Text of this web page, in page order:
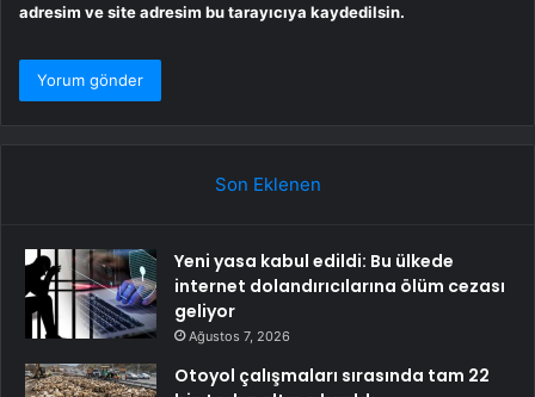
adresim ve site adresim bu tarayıcıya kaydedilsin.
Son Eklenen
Yeni yasa kabul edildi: Bu ülkede
internet dolandırıcılarına ölüm cezası
geliyor
Ağustos 7, 2026
Otoyol çalışmaları sırasında tam 22